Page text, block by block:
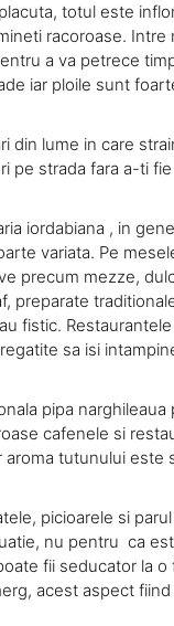
totul este
racoroase. Intre
a va petrece
iar ploile sunt
din lume in care
pe strada fara a-ti
iordabiana , in
variata. Pe
precum mezze,
preparate
fistic.
sa isi
pipa
cafenele si
tutunului este
picioarele si
nu pentru ca
fii seducator la
acest aspect